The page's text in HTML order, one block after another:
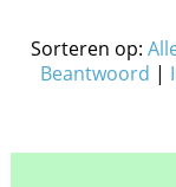
Sorteren op:
Beantwoord |